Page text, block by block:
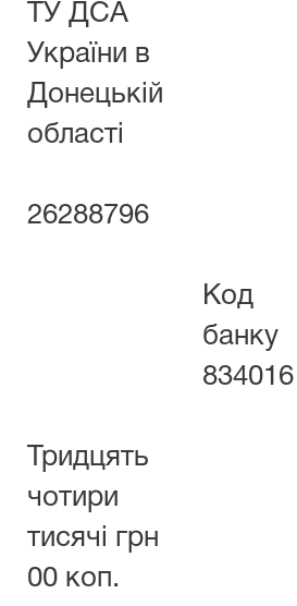
ТУ ДСА
України в
Донецькій
області
26288796
Код
банку
834016
Тридцять
чотири
тисячі грн
00 коп.